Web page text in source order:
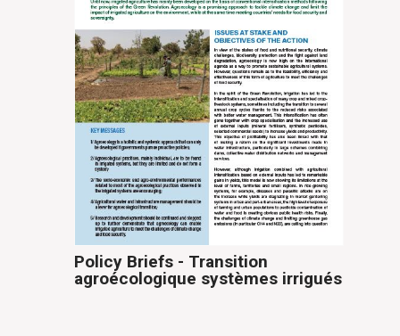
Policy Briefs - Transition
agroécologique systèmes irrigués